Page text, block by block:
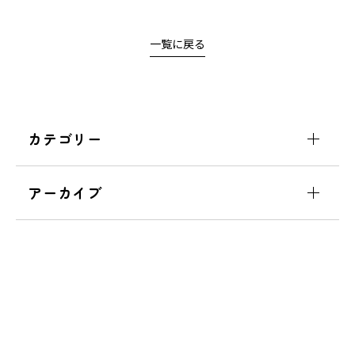
一覧に戻る
カテゴリー
アーカイブ